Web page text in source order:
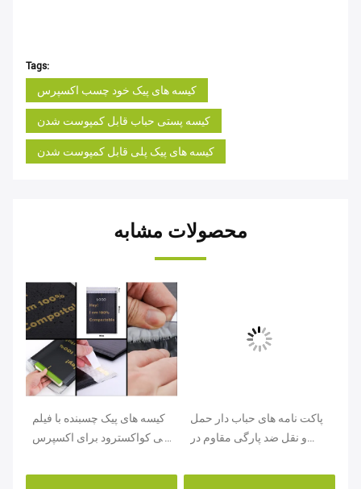
Tags:
کیسه های پیک خود چسب اکسپرس
کیسه پستی حباب قابل کمپوست شدن
کیسه های پیک پلی قابل کمپوست شدن
محصولات مشابه
کیسه های پیک چسبنده با فیلم
پلی کواکسترود برای اکسپرس
پاکت نامه های حباب دار حمل
و نقل ضد پارگی مقاوم در